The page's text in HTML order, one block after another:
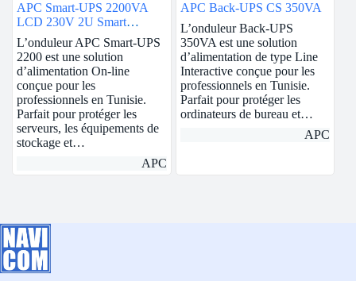
APC Smart-UPS 2200VA
LCD 230V 2U Smart
Connect
L’onduleur APC Smart-UPS
2200 est une solution
d’alimentation On-line
conçue pour les
professionnels en Tunisie.
Parfait pour protéger les
serveurs, les équipements de
stockage et…
APC
APC Back-UPS CS 350VA
L’onduleur Back-UPS
350VA est une solution
d’alimentation de type Line
Interactive conçue pour les
professionnels en Tunisie.
Parfait pour protéger les
ordinateurs de bureau et…
APC